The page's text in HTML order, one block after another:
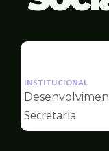
INSTITUCIONAL
Secretaria